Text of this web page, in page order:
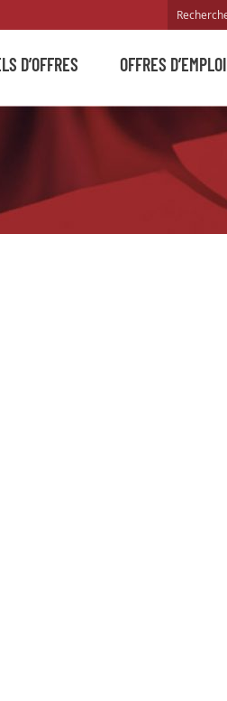
D’OFFRES OFFRES D’EMPLOI